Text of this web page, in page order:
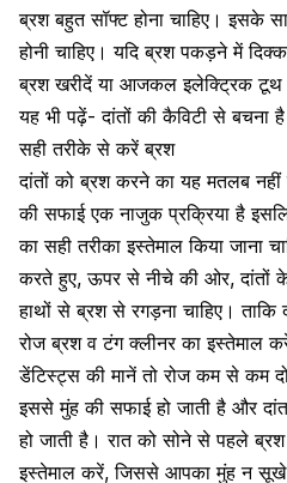
ब्रश बहुत सॉफ्ट होना चाहिए। इसके
होनी चाहिए। यदि ब्रश पकड़ने में
ब्रश खरीदें या आजकलइलेक्ट्रिक टूथ
यह भी पढ़ें- दांतों की कैविटी से बचना
सही तरीके से करें ब्रश
दांतों को ब्रश करने का यह मतलब
की सफाई एक नाजुक प्रक्रिया है
का सही तरीका इस्तेमाल किया जाना
करते हुए, ऊपर से नीचे की ओर, दांतों
हाथों से ब्रश से रगड़ना चाहिए।
रोज ब्रश व टंग क्लीनर का इस्तेमाल
डेंटिस्ट्स की मानें तोरोज कम से कम दो
इससे मुंह की सफाई हो जाती है और
हो जाती है। रात को सोने से पहले
इस्तेमाल करें, जिससे आपका मुंह न सूखे।